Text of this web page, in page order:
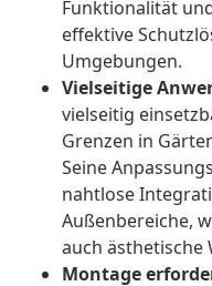
Funktionalität
effektive
Umgebungen.
Vielseitige
vielseitig
Grenzen in
Seine
nahtlose
Außenbereiche,
auch ästhetische
Montage